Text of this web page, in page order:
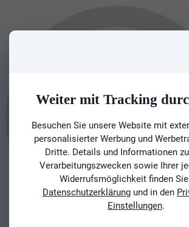
Weiter mit Tracking
Besuchen Sie unsere Website mit
personalisierter Werbung und
Dritte. Details und Informationen
Verarbeitungszwecken sowie Ihrer
Widerrufsmöglichkeit finden
Datenschutzerklärung und in den
Einstellungen.